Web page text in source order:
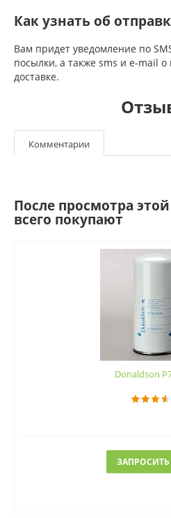
Как узнать об
Вам придет уведомление по
посылки, а также sms и e-mail о
доставке.
Комментарии
После просмотра
всего покупают
Donaldson